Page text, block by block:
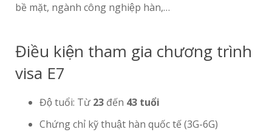
bề mặt, ngành công nghiệp hàn,…
Điều kiện tham gia chương trình
visa E7
Độ tuổi: Từ 23 đến 43 tuổi
Chứng chỉ kỹ thuật hàn quốc tế (3G-6G)